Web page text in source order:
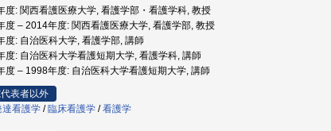
度: 関西看護医療大学, 看護学部・看護学科, 教授
度 – 2014年度: 関西看護医療大学, 看護学部, 教授
度: 自治医科大学, 看護学部, 講師
度: 自治医科大学看護短期大学, 看護学科, 講師
度 – 1998年度: 自治医科大学看護短期大学, 講師
表者以外
達看護学 / 臨床看護学 /看護学